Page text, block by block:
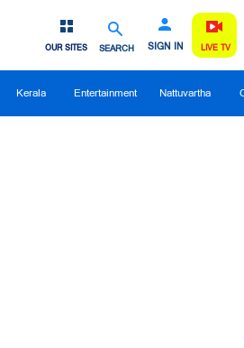
SEARCH SIGN IN
OUR SITES LIVE TV
Kerala Entertainment Nattuvartha